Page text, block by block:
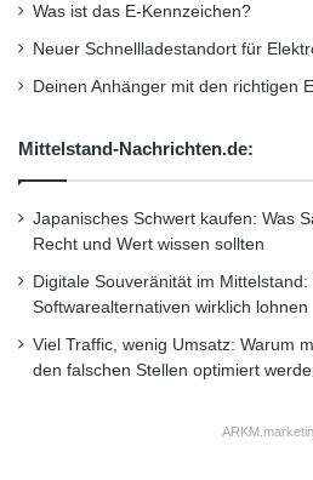
Mazda MX-5 verlief
of the Year 2016“ sowie
Verkäufe um das
zweiten Quartal 2015.
Die Markenikone steht
Blickpunkt: Der
Mazda MX-5, der im April
lief, bricht zu einer Tour
Was ist das E-Kennzeichen?
Neuer Schnellladestandort für
Deinen Anhänger mit den richtigen
Mittelstand-Nachrichten.de:
Japanisches Schwert kaufen: Was
Recht und Wert wissen sollten
Digitale Souveränität im
Softwarealternativen wirklich lohnen
Viel Traffic, wenig Umsatz: Warum
den falschen Stellen optimiert